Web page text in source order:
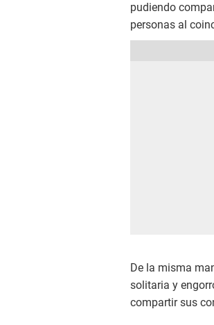
pudiendo
personas al
De la misma
solitaria y
compartir sus